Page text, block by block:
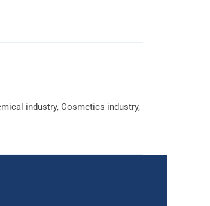
industry, Cosmetics industry,